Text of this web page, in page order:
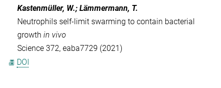
Kastenmüller, W.; Lämmermann, T.
Neutrophils self-limit swarming to contain bacterial
growth in vivo
Science 372, eaba7729 (2021)
DOI